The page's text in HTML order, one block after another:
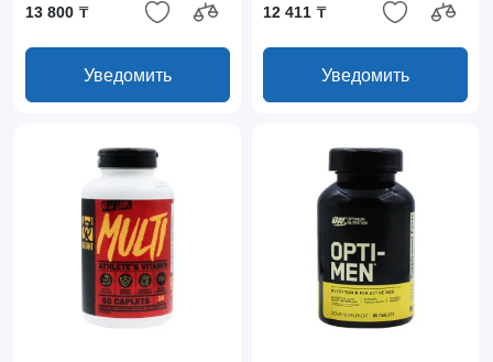
13 800 ₸
Уведомить
12 411 ₸
Уведомить